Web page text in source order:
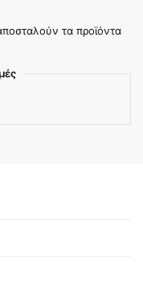
τα προϊόντα